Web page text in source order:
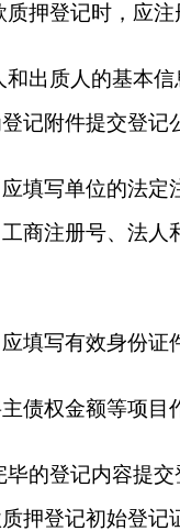
押登记时，应注
出质人的基本
记附件提交登记
填写单位的法
商注册号、法
填写有效身份证
债权金额等项目
的登记内容提
押登记初始登记